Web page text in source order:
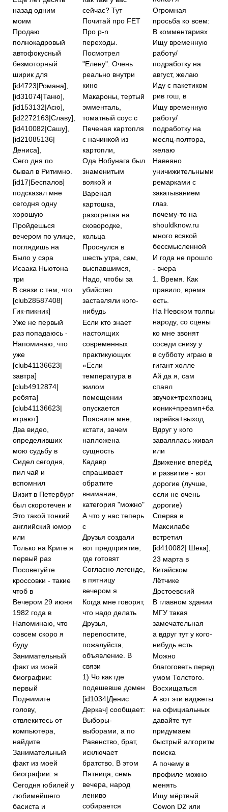
назад одним
моим
Продаю
полнокадровый
автофокусный
безмоторный
ширик для
[id4723|Романа],
[id31074|Таню],
[id153132|Асю],
[id2272163|Славу],
[id410082|Сашу],
[id21085136|
Дениса],
Сего дня по
бывал в Ритимно.
[id17|Беспалов]
подсказал мне
сегодня одну
хорошую
Пройдешься
вечером по улице,
поглядишь на
Было у сэра
Исаака Ньютона
три
В связи с тем, что
[club28587408|
Гик-пикник]
Уже не первый
раз попадаюсь -
Напоминаю, что
уже
[club41136623|
завтра]
[club4912874|
ребята]
[club41136623|
играют]
Два видео,
определивших
мою судьбу в
Сидел сегодня,
пил чай и
вспомнил
Визит в Петербург
был скоротечен и
Это такой тонкий
английский юмор
или
Только на Крите я
первый раз
Посоветуйте
кроссовки - такие
чтоб в
Вечером 29 июня
1982 года в
Напоминаю, что
совсем скоро я
буду
Занимательный
факт из моей
биографии:
первый
Поднимите
голову,
отвлекитесь от
компьютера,
найдите
Занимательный
факт из моей
биографии: я
Сегодня юбилей у
любимейшего
басиста и
сейчас? Тут
Почитай про FET
Про p-n
переходы.
Посмотрел
"Елену". Очень
реально внутри
кино
Макароны, тертый
эмменталь,
томатный соус с
Печеная картопля
с начинкой из
картопли,
Ода Нобунага был
знаменитым
воякой и
Вареная
картошка,
разогретая на
сковородке,
кольца
Проснулся в
шесть утра, сам,
выспавшимся,
Надо, чтобы за
убийство
заставляли кого-
нибудь
Если кто знает
настоящих
современных
практикующих
«Если
температура в
жилом
помещении
опускается
Поясните мне,
кстати, зачем
напложена
сущность
Кадавр
спрашивает
обратите
внимание,
категория "можно"
А что у нас теперь
с
Друзья создали
вот предприятие,
где готовят
Согласно легенде,
в пятницу
вечером я
Когда мне говорят,
что надо делать
Друзья,
перепостите,
пожалуйста,
объявление. В
связи
1) Чо как где
подешевше домен
[id1034|Денис
Деркач] сообщает:
Выборы-
выборами, а по
Равенство, брат,
исключает
братство. В этом
Пятница, семь
вечера, народ
лениво
собирается
Огромная
просьба ко всем:
В комментариях
Ищу временную
работу/
подработку на
август, желаю
Иду с пакетиком
рив гош, в
Ищу временную
работу/
подработку на
месяц-полтора,
желаю
Навеяно
уничижительными
ремарками с
закатыванием
глаз.
почему-то на
shouldknow.ru
много всякой
бессмысленной
И года не прошло
- вчера
1. Время. Как
правило, время
есть.
На Невском толпы
народу, со сцены
ко мне звонят
соседи снизу у
в субботу играю в
гигант холле
Ай да я, сам
спаял
звучок+трехпозиц
ионик+преамп+ба
тарейка+выход
Вдруг у кого
завалялась живая
или
Движение вперёд
и развитие - вот
дорогие (лучше,
если не очень
дорогие)
Сперва в
Максилабе
встретил
[id410082| Шека],
23 марта в
Китайском
Лётчике
Достоевский
В главном здании
МГУ такая
замечательная
а вдруг тут у кого-
нибудь есть
Можно
благоговеть перед
умом Толстого.
Восхищаться
А вот эти виджеты
на официальных
давайте тут
придумаем
быстрый алгоритм
поиска
А почему в
профиле можно
менять
Ищу мёртвый
Cowon D2 или